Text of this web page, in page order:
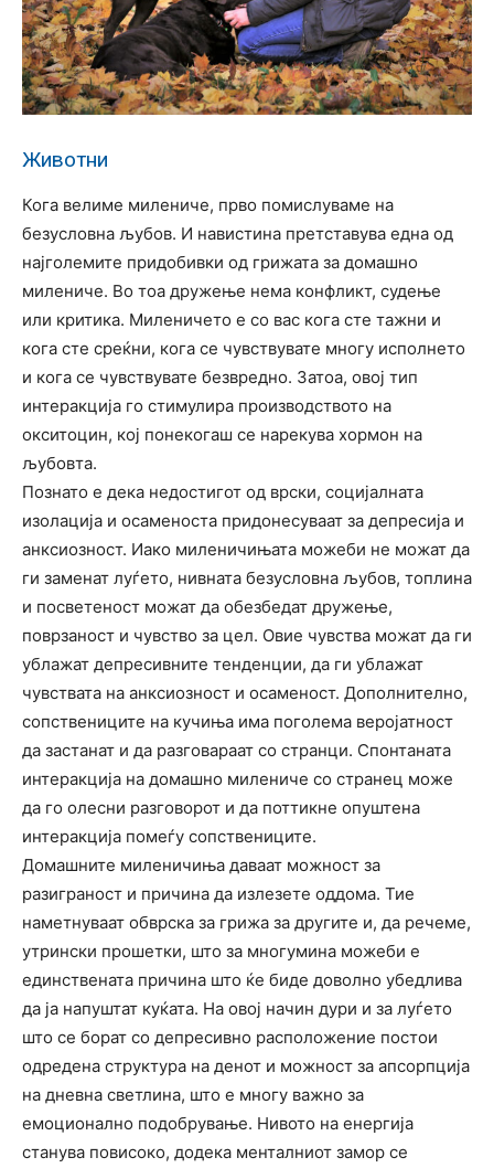
Животни
Кога велиме милениче, прво помислуваме на
безусловна љубов. И навистина претставува една од
најголемите придобивки од грижата за домашно
милениче. Во тоа дружење нема конфликт, судење
или критика. Миленичето е со вас кога сте тажни и
кога сте среќни, кога се чувствувате многу исполнето
и кога се чувствувате безвредно. Затоа, овој тип
интеракција го стимулира производството на
окситоцин, кој понекогаш се нарекува хормон на
љубовта.
Познато е дека недостигот од врски, социјалната
изолација и осаменоста придонесуваат за депресија и
анксиозност. Иако миленичињата можеби не можат да
ги заменат луѓето, нивната безусловна љубов, топлина
и посветеност можат да обезбедат дружење,
поврзаност и чувство за цел. Овие чувства можат да ги
ублажат депресивните тенденции, да ги ублажат
чувствата на анксиозност и осаменост. Дополнително,
сопствениците на кучиња има поголема веројатност
да застанат и да разговараат со странци. Спонтаната
интеракција на домашно милениче со странец може
да го олесни разговорот и да поттикне опуштена
интеракција помеѓу сопствениците.
Домашните миленичиња даваат можност за
разиграност и причина да излезете оддома. Тие
наметнуваат обврска за грижа за другите и, да речеме,
утрински прошетки, што за многумина можеби е
единствената причина што ќе биде доволно убедлива
да ја напуштат куќата. На овој начин дури и за луѓето
што се борат со депресивно расположение постои
одредена структура на денот и можност за апсорпција
на дневна светлина, што е многу важно за
емоционално подобрување. Нивото на енергија
станува повисоко, додека менталниот замор се